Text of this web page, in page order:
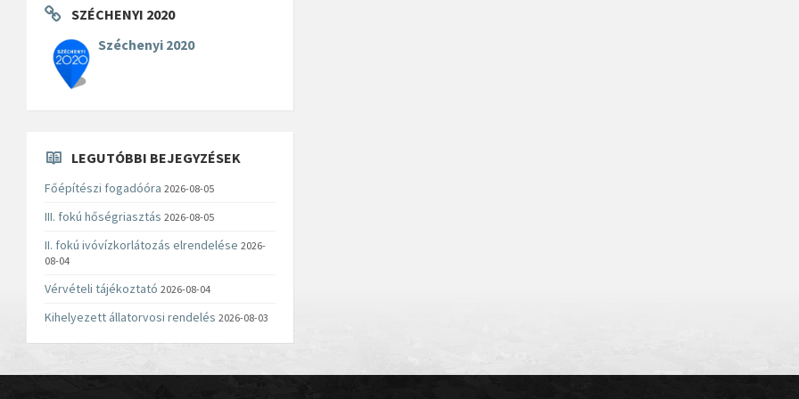
SZÉCHENYI 2020
Széchenyi 2020
LEGUTÓBBI BEJEGYZÉSEK
Főépítészi fogadóóra 2026-08-05
III. fokú hőségriasztás 2026-08-05
II. fokú ivóvízkorlátozás elrendelése 2026-
08-04
Vérvételi tájékoztató 2026-08-04
Kihelyezett állatorvosi rendelés 2026-08-03